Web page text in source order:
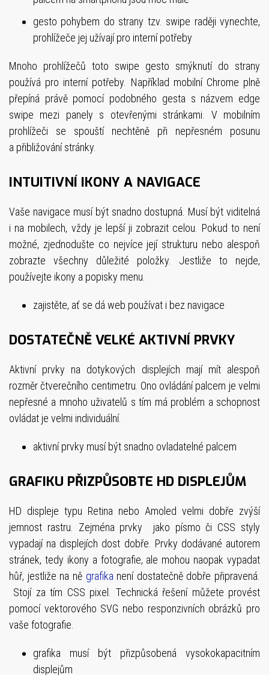
gesto pohybem do strany tzv. swipe raději vynechte,
prohlížeče jej užívají pro interní potřeby
Mnoho prohlížečů toto swipe gesto smýknutí do strany
používá pro interní potřeby. Například mobilní Chrome plně
přepíná právě pomocí podobného gesta s názvem edge
swipe mezi panely s otevřenými stránkami. V mobilním
prohlížeči se spouští nechtěně při nepřesném posunu
a přibližování stránky.
INTUITIVNÍ IKONY A NAVIGACE
Vaše navigace musí být snadno dostupná. Musí být viditelná
i na mobilech, vždy je lepší ji zobrazit celou. Pokud to není
možné, zjednodušte co nejvíce její strukturu nebo alespoň
zobrazte všechny důležité položky. Jestliže to nejde,
používejte ikony a popisky menu.
zajistěte, ať se dá web používat i bez navigace
DOSTATEČNĚ VELKÉ AKTIVNÍ PRVKY
Aktivní prvky na dotykových displejích mají mít alespoň
rozměr čtverečního centimetru. Ono ovládání palcem je velmi
nepřesné a mnoho uživatelů s tím má problém a schopnost
ovládat je velmi individuální.
aktivní prvky musí být snadno ovladatelné palcem
GRAFIKU PŘIZPŮSOBTE HD DISPLEJŮM
HD displeje typu Retina nebo Amoled velmi dobře zvýší
jemnost rastru. Zejména prvky jako písmo či CSS styly
vypadají na displejích dost dobře. Prvky dodávané autorem
stránek, tedy ikony a fotografie, ale mohou naopak vypadat
hůř, jestliže na ně grafika není dostatečně dobře připravená.
Stojí za tím CSS pixel. Technická řešení můžete provést
pomocí vektorového SVG nebo responzivních obrázků pro
vaše fotografie.
grafika musí být přizpůsobená vysokokapacitním
displejům